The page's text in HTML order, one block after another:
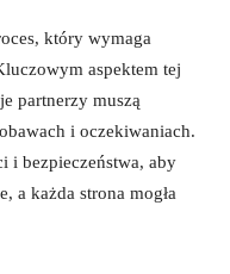
który wymaga
aspektem tej
partnerzy muszą
i oczekiwaniach.
i bezpieczeństwa, aby
a każda strona mogła